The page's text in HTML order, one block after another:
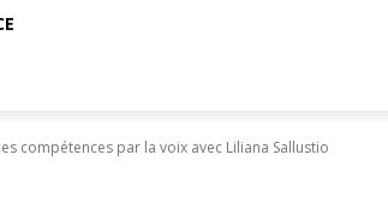
compétences par la voix avec Liliana Sallustio